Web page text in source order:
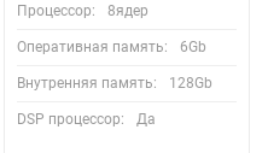
Процессор: 8ядер
Оперативная память: 6Gb
Внутренняя память: 128Gb
DSP процессор: Да